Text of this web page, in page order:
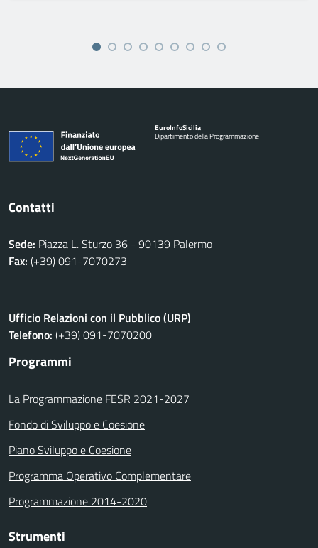
EuroInfoSicilia
Dipartimento della Programmazione
Contatti
Sede: Piazza L. Sturzo 36 - 90139 Palermo
Fax: (+39) 091-7070273
Ufficio Relazioni con il Pubblico (URP)
Telefono: (+39) 091-7070200
Programmi
La Programmazione FESR 2021-2027
Fondo di Sviluppo e Coesione
Piano Sviluppo e Coesione
Programma Operativo Complementare
Programmazione 2014-2020
Strumenti